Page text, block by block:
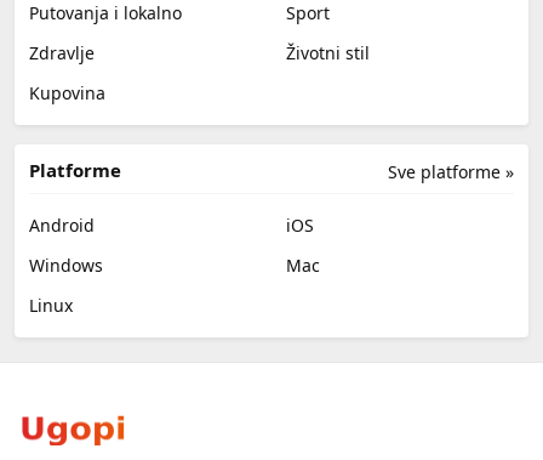
Putovanja i lokalno
Sport
Zdravlje
Životni stil
Kupovina
Sve platforme »
Platforme
Android
iOS
Windows
Mac
Linux